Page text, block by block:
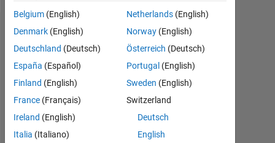
Empfehlungen
Please
login
to
endorse
this
in
Belgium (English)
Denmark (English)
Deutschland (Deutsch)
España (Español)
Finland (English)
France (Français)
Ireland (English)
Italia (Italiano)
Netherlands (English)
Norway (English)
Österreich (Deutsch)
Portugal (English)
Sweden (English)
Switzerland
Deutsch
English